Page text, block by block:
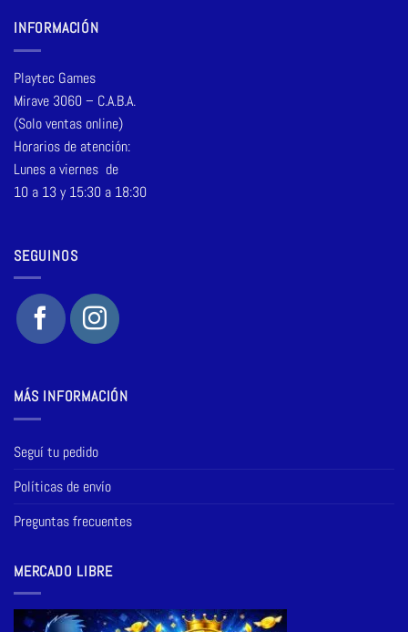
INFORMACIÓN
Playtec Games
Mirave 3060 – C.A.B.A.
(Solo ventas online)
Horarios de atención:
Lunes a viernes de
10 a 13 y 15:30 a 18:30
SEGUINOS
MÁS INFORMACIÓN
Seguí tu pedido
Políticas de envío
Preguntas frecuentes
MERCADO LIBRE